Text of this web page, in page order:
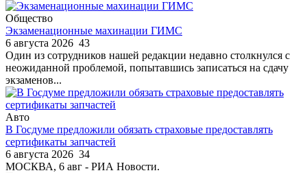
Общество
Экзаменационные махинации ГИМС
6 августа 2026 43
Один из сотрудников нашей редакции недавно столкнулся с
неожиданной проблемой, попытавшись записаться на сдачу
экзаменов...
Авто
В Госдуме предложили обязать страховые предоставлять
сертификаты запчастей
6 августа 2026 34
МОСКВА, 6 авг - РИА Новости.